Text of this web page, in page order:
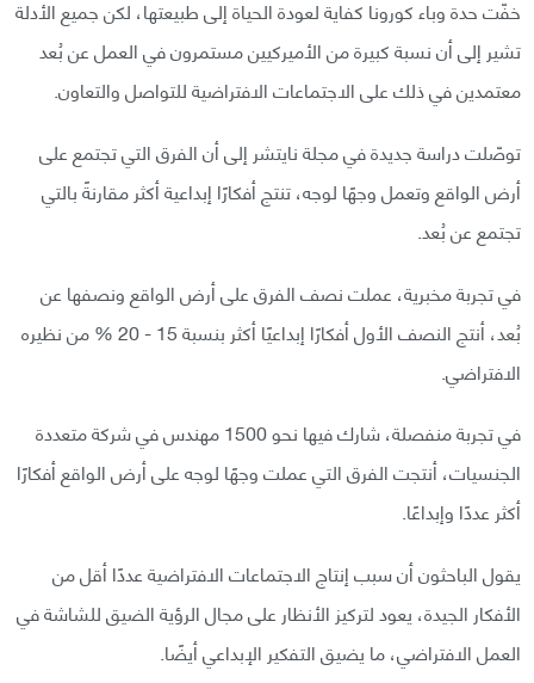
خفّت حدة وباء كورونا كفاية لعودة الحياة إلى طبيعتها، لكن جميع الأدلة
تشير إلى أن نسبة كبيرة من الأميركيين مستمرون في العمل عن بُعد
معتمدين في ذلك على الاجتماعات الافتراضية للتواصل والتعاون.
توصّلت دراسة جديدة في مجلة نايتشر إلى أن الفرق التي تجتمع على
أرض الواقع وتعمل وجهًا لوجه، تنتج أفكارًا إبداعية أكثر مقارنةً بالتي
تجتمع عن بُعد.
في تجربة مخبرية، عملت نصف الفرق على أرض الواقع ونصفها عن
بُعد، أنتج النصف الأول أفكارًا إبداعيًا أكثر بنسبة 15 - 20 % من نظيره
الافتراضي.
في تجربة منفصلة، شارك فيها نحو 1500 مهندس في شركة متعددة
الجنسيات، أنتجت الفرق التي عملت وجهًا لوجه على أرض الواقع أفكارًا
أكثر عددًا وإبداعًا.
يقول الباحثون أن سبب إنتاج الاجتماعات الافتراضية عددًا أقل من
الأفكار الجيدة، يعود لتركيز الأنظار على مجال الرؤية الضيق للشاشة في
العمل الافتراضي، ما يضيق التفكير الإبداعي أيضًا.